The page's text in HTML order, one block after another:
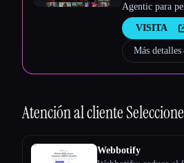
Agentic para
trabajo y vídeos
VISITA
Más detalles
Atención al cliente
Webbotify